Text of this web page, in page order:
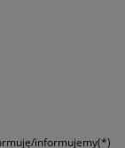
informujemy(*)